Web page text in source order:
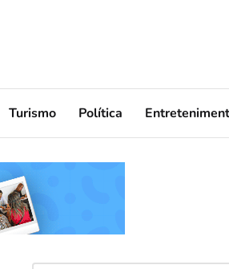
Turismo Política